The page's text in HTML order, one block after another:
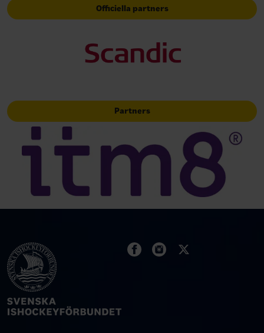
Officiella partners
Partners